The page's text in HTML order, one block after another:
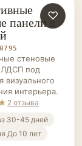
НА ЗАКАЗ
♡
панели в
стеновые
ЛДСП под
визуального
интерьера.
2 отзыва
30-45 дней
До 10 лет